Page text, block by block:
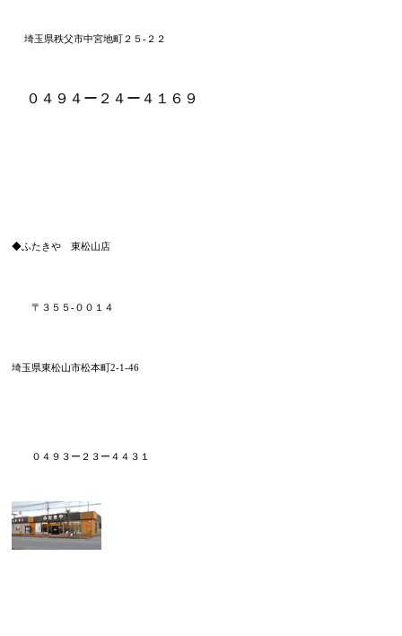
埼玉県秩父市中宮地町２５-２２
０４９４ー２４ー４１６９
◆ふたきや 東松山店
〒３５５-００１４
埼玉県東松山市松本町2-1-46
０４９３ー２３ー４４３１